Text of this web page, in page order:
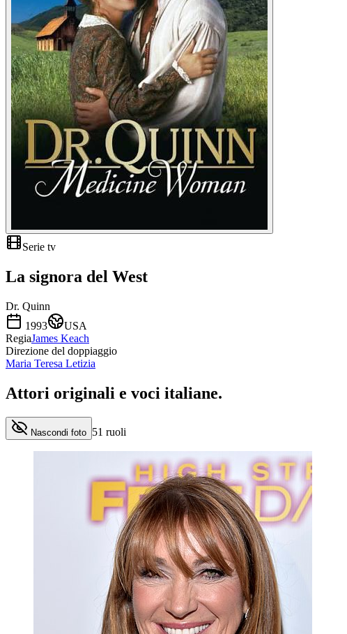
Serie tv
La signora del West
Dr. Quinn
1993
USA
RegiaJames Keach
Direzione del doppiaggio
Maria Teresa Letizia
Attori originali e voci italiane.
Nascondi foto 51 ruoli